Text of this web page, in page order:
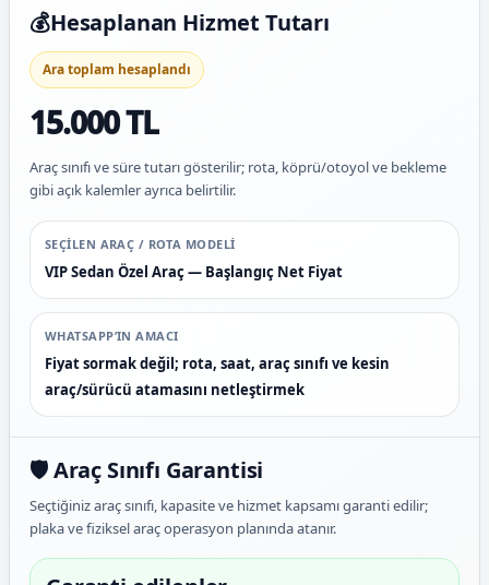
💰Hesaplanan Hizmet Tutarı
Ara toplam hesaplandı
15.000 TL
Araç sınıfı ve süre tutarı gösterilir; rota, köprü/otoyol ve bekleme
gibi açık kalemler ayrıca belirtilir.
SEÇILEN ARAÇ / ROTA MODELI
VIP Sedan Özel Araç — Başlangıç Net Fiyat
WHATSAPP’IN AMACI
Fiyat sormak değil; rota, saat, araç sınıfı ve kesin
araç/sürücü atamasını netleştirmek
🛡️ Araç Sınıfı Garantisi
Seçtiğiniz araç sınıfı, kapasite ve hizmet kapsamı garanti edilir;
plaka ve fiziksel araç operasyon planında atanır.